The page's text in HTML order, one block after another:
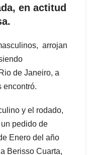
en actitud
arrojan
de Janeiro, a
encontró.
y el rodado,
pedido de
Enero del año
Berisso Cuarta,